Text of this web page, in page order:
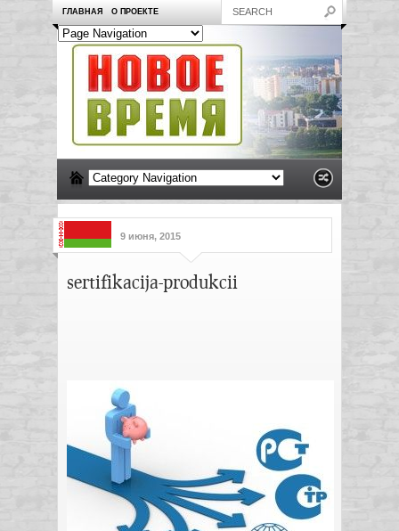
ГЛАВНАЯ О ПРОЕКТЕ
9 июня, 2015
sertifikacija-produkcii